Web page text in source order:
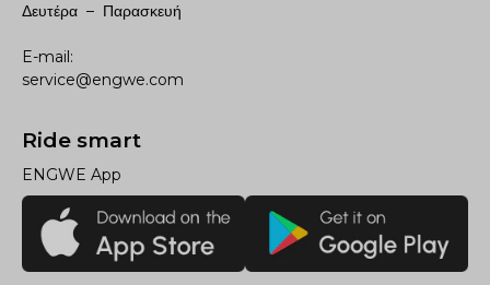
Δευτέρα – Παρασκευή
E-mail:
service@engwe.com
Ride smart
ENGWE App